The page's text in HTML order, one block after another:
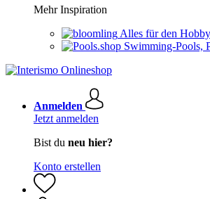
Mehr Inspiration
Alles für den
Swimming-Pools,
Anmelden
Jetzt anmelden
Bist du neu hier?
Konto erstellen